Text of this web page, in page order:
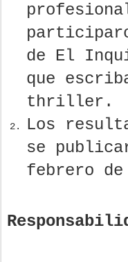
de El
que
thriller.
Los
se
febrero de